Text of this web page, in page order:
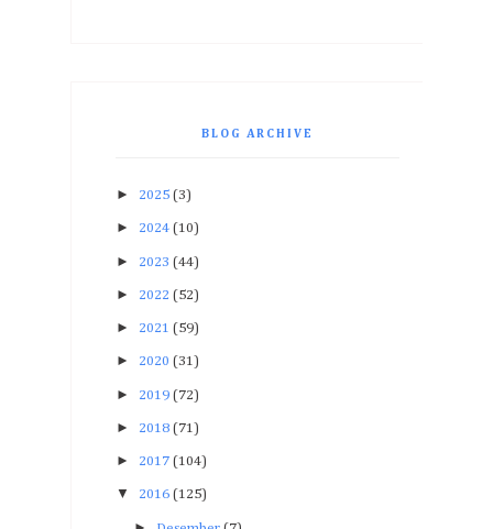
BLOG ARCHIVE
► 2025 (3)
► 2024 (10)
► 2023 (44)
► 2022 (52)
► 2021 (59)
► 2020 (31)
► 2019 (72)
► 2018 (71)
► 2017 (104)
▼ 2016 (125)